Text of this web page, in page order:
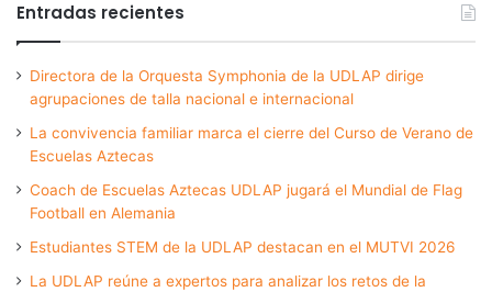
Entradas recientes
Directora de la Orquesta Symphonia de la UDLAP dirige
agrupaciones de talla nacional e internacional
La convivencia familiar marca el cierre del Curso de Verano de
Escuelas Aztecas
Coach de Escuelas Aztecas UDLAP jugará el Mundial de Flag
Football en Alemania
Estudiantes STEM de la UDLAP destacan en el MUTVI 2026
La UDLAP reúne a expertos para analizar los retos de la